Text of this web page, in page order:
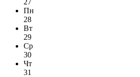
Пн
28
Вт
29
Ср
30
Чт
31